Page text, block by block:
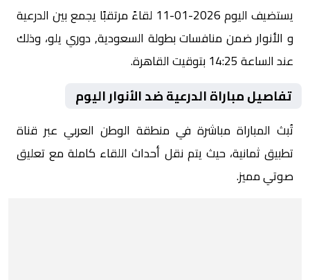
يستضيف اليوم 2026-01-11 لقاءً مرتقبًا يجمع بين الدرعية
و الأنوار ضمن منافسات بطولة السعودية, دوري يلو، وذلك
عند الساعة 14:25 بتوقيت القاهرة.
تفاصيل مباراة الدرعية ضد الأنوار اليوم
تُبث المباراة مباشرة في منطقة الوطن العربي عبر قناة
تطبيق ثمانية، حيث يتم نقل أحداث اللقاء كاملة مع تعليق
صوتي مميز.